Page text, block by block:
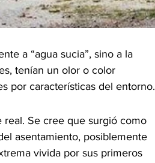
a “agua sucia”, sino a la
tenían un olor o color
por características del entorno.
Se cree que surgió como
asentamiento, posiblemente
vivida por sus primeros